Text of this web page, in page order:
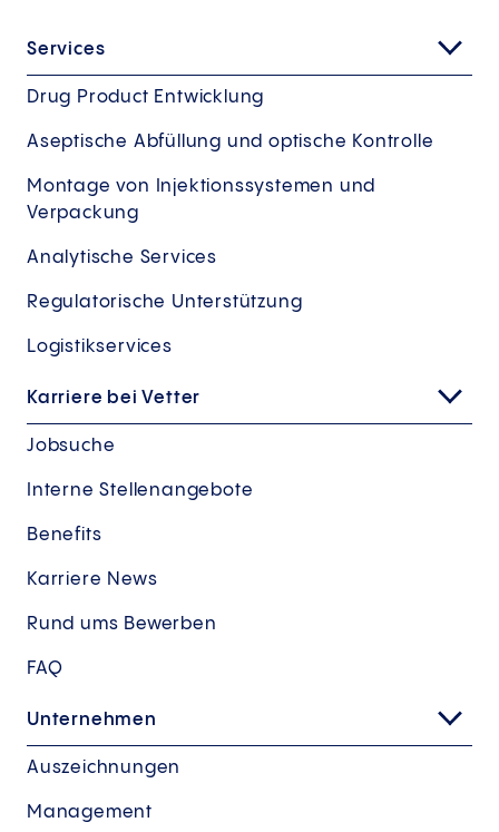
Services
Drug Product Entwicklung
Aseptische Abfüllung und optische Kontrolle
Montage von Injektionssystemen und
Verpackung
Analytische Services
Regulatorische Unterstützung
Logistikservices
Karriere bei Vetter
Jobsuche
Interne Stellenangebote
Benefits
Karriere News
Rund ums Bewerben
FAQ
Unternehmen
Auszeichnungen
Management